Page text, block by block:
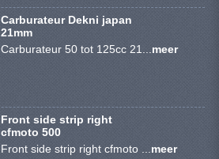
SEGWAY QUADS
SYM 200/250CC
VELGEN & BANDEN
10 INCH VELGEN
Carburateur Dekni japan
21mm
Carburateur 50 tot 125cc 21... meer
Front side strip right
cfmoto 500
Front side strip right cfmoto ... meer